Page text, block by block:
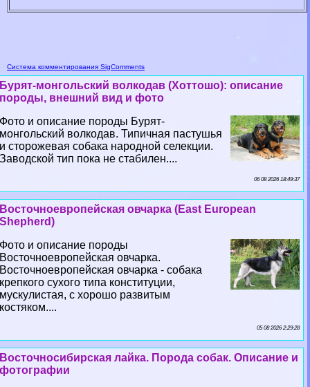
Система комментирования SigComments
Бурят-монгольский волкодав (Хоттошо): описание
породы, внешний вид и фото
Фото и описание породы Бурят-
монгольский волкодав. Типичная пастушья
и сторожевая собака народной селекции.
Заводской тип пока не стабилен....
06 08 2026 18:49:37
Восточноевропейская овчарка (East European
Shepherd)
Фото и описание породы
Восточноевропейская овчарка.
Восточноевропейская овчарка - собака
крепкого сухого типа конституции,
мускулистая, с хорошо развитым
костяком....
05 08 2026 2:29:28
Восточносибирская лайка. Порода собак. Описание и
фотографии